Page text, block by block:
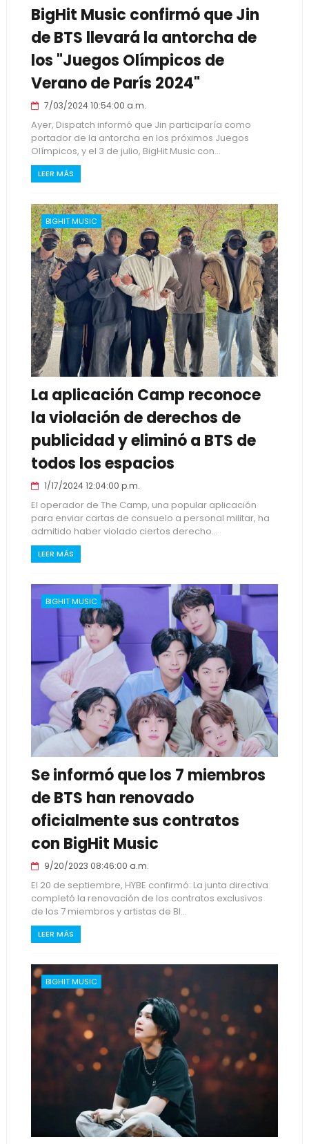
BigHit Music confirmó que Jin
de BTS llevará la antorcha de
los "Juegos Olímpicos de
Verano de París 2024"
7/03/2024 10:54:00 a.m.
Ayer, Dispatch informó que Jin participaría como
portador de la antorcha en los próximos Juegos
Olímpicos, y el 3 de julio, BigHit Music con...
LEER MÁS
BIGHIT MUSIC
La aplicación Camp reconoce
la violación de derechos de
publicidad y eliminó a BTS de
todos los espacios
1/17/2024 12:04:00 p.m.
El operador de The Camp, una popular aplicación
para enviar cartas de consuelo a personal militar, ha
admitido haber violado ciertos derecho...
LEER MÁS
BIGHIT MUSIC
Se informó que los 7 miembros
de BTS han renovado
oficialmente sus contratos
con BigHit Music
9/20/2023 08:46:00 a.m.
El 20 de septiembre, HYBE confirmó: La junta directiva
completó la renovación de los contratos exclusivos
de los 7 miembros y artistas de BI...
LEER MÁS
BIGHIT MUSIC